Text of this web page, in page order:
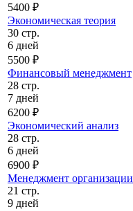
5400 ₽
Экономическая теория
30 стр.
6 дней
5500 ₽
Финансовый менеджмент
28 стр.
7 дней
6200 ₽
Экономический анализ
28 стр.
6 дней
6900 ₽
Менеджмент организации
21 стр.
9 дней